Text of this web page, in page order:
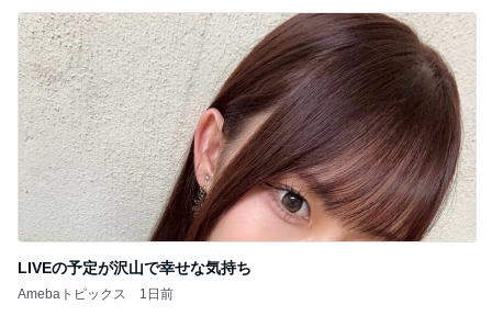
LIVEの予定が沢山で幸せな気持ち
Amebaトピックス 1日前